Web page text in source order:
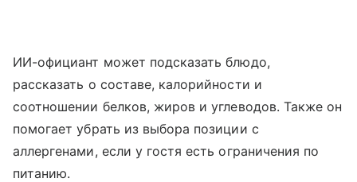
ИИ-официант может подсказать блюдо,
рассказать о составе, калорийности и
соотношении белков, жиров и углеводов. Также он
помогает убрать из выбора позиции с
аллергенами, если у гостя есть ограничения по
питанию.